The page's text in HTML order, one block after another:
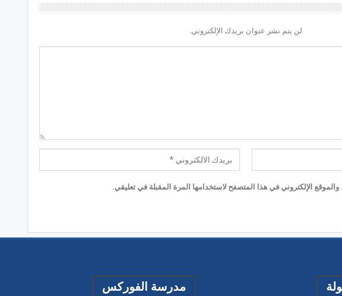
لن يتم نشر عنوان بريدك الإلكتروني.
الإلكتروني في هذا المتصفح لاستخدامها المرة المقبلة في تعليقي.
مدرسة الفوركس